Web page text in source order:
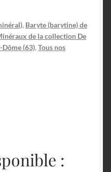
, Baryte (barytine) de
de la collection De
(63), Tous nos
: